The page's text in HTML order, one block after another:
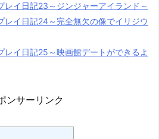
レイ日記23～ジンジャーアイランド～
レイ日記24～完全無欠の像でイリジウ
レイ日記25～映画館デートができるよ
ンサーリンク